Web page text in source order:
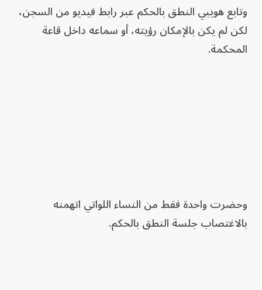
وتابع هويبي النطق بالحكم عبر رابط فيديو من السجن،
لكن لم يكن بالإمكان رؤيته، أو سماعه داخل قاعة
المحكمة.
وحضرت واحدة فقط من النساء اللواتي اتهمنه
بالاغتصاب جلسة النطق بالحكم.